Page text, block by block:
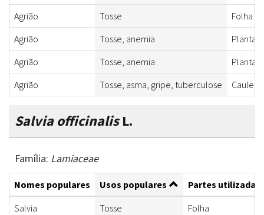
Agrião
Tosse
Folha
Agrião
Tosse, anemia
Planta
Agrião
Tosse, anemia
Planta
Agrião
Tosse, asma, gripe, tuberculose Caule,
Salvia officinalisL.
Família: Lamiaceae
Nomes populares Usos populares
Partes utilizadas
Salvia
Tosse Folha